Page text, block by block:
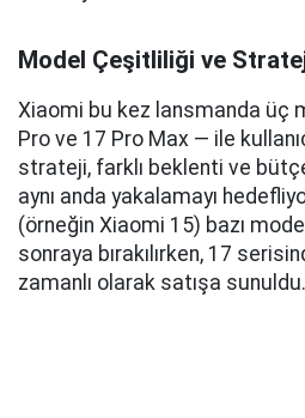
Model Çeşitliliği ve
Xiaomi bu kez lansmanda üç
Pro ve 17 Pro Max — ile
strateji, farklı beklenti ve
aynı anda yakalamayı
(örneğin Xiaomi 15) bazı
sonraya bırakılırken, 17
zamanlı olarak satışa sunuldu.